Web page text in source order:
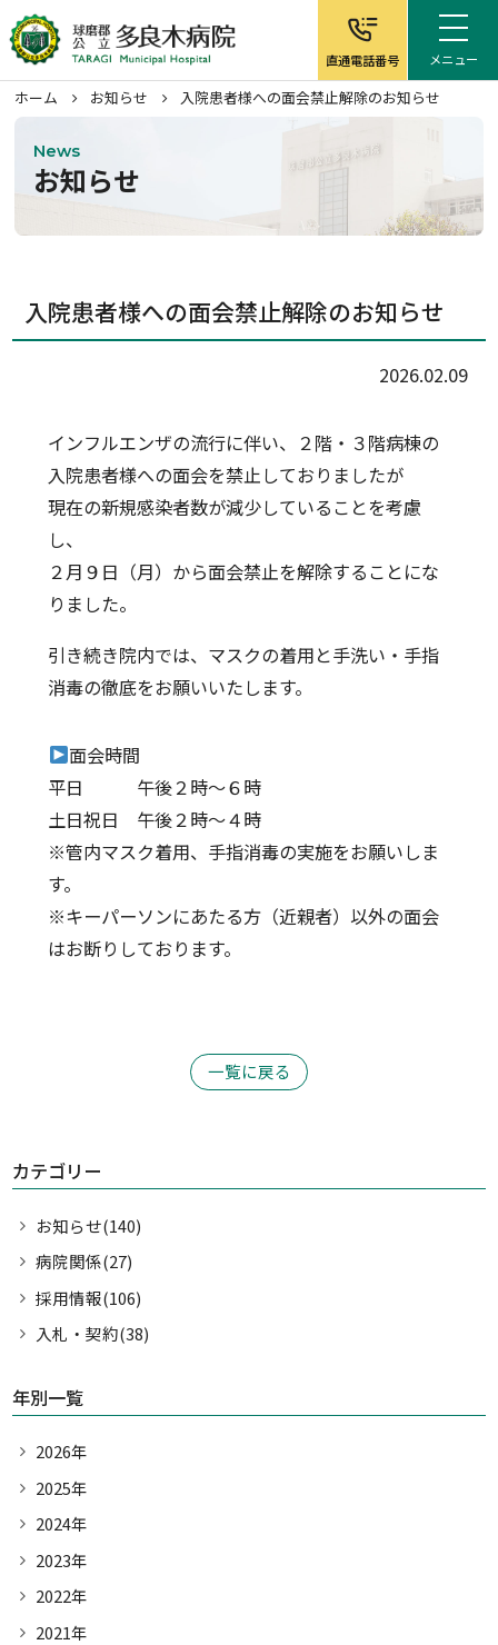
ホーム お知らせ 入院患者様への面会禁止解除のお知らせ
News
お知らせ
入院患者様への面会禁止解除のお知らせ
2026.02.09
インフルエンザの流行に伴い、２階・３階病棟の
入院患者様への面会を禁止しておりましたが
現在の新規感染者数が減少していることを考慮
し、
２月９日（月）から面会禁止を解除することにな
りました。
引き続き院内では、マスクの着用と手洗い・手指
消毒の徹底をお願いいたします。
面会時間
平日 午後２時～６時
土日祝日 午後２時～４時
※管内マスク着用、手指消毒の実施をお願いしま
す。
※キーパーソンにあたる方（近親者）以外の面会
はお断りしております。
一覧に戻る
カテゴリー
お知らせ(140)
病院関係(27)
採用情報(106)
入札・契約(38)
年別一覧
2026年
2025年
2024年
2023年
2022年
2021年
直通電話番号 メニュー
外来案内
在宅サービス
医療関係・一般の方へ
採用情報
リンク集
サイトマップ